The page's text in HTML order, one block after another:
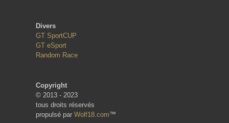
Divers
GT SportCUP
GT eSport
Random Race
Copyright
© 2013 - 2023
tous droits réservés
propulsé par Wolf18.com™